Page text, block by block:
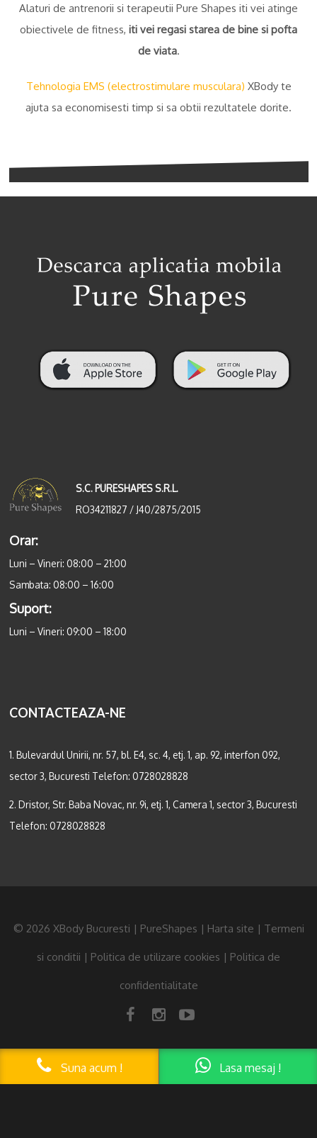
Alaturi de antrenorii si terapeutii Pure Shapes iti vei atinge
obiectivele de fitness, iti vei regasi starea de bine si pofta
de viata.
Tehnologia EMS (electrostimulare musculara) XBody te
ajuta sa economisesti timp si sa obtii rezultatele dorite.
S.C. PURESHAPES S.R.L.
RO34211827 / J40/2875/2015
Orar:
Luni – Vineri: 08:00 – 21:00
Sambata: 08:00 – 16:00
Suport:
Luni – Vineri: 09:00 – 18:00
CONTACTEAZA-NE
1. Bulevardul Unirii, nr. 57, bl. E4, sc. 4, etj. 1, ap. 92, interfon 092,
sector 3, Bucuresti Telefon: 0728028828
2. Dristor, Str. Baba Novac, nr. 9i, etj. 1, Camera 1, sector 3, Bucuresti
Telefon: 0728028828
© 2026 XBody Bucuresti | PureShapes | Harta site | Termeni
si conditii | Politica de utilizare cookies | Politica de
confidentialitate
Suna acum ! Lasa mesaj !